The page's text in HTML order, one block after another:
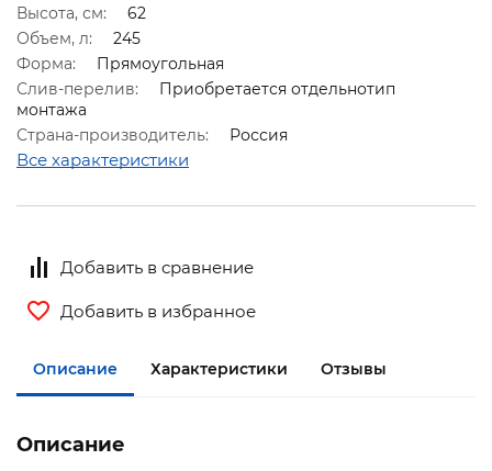
Высота, см:
62
Объем, л:
245
Форма:
Прямоугольная
Слив-перелив:
Приобретается отдельнотип
монтажа
Страна-производитель:
Россия
Все характеристики
Добавить в сравнение
Добавить в избранное
Описание Характеристики Отзывы
Описание